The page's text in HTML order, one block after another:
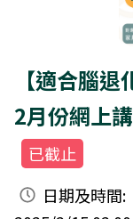
【適合腦
2月份網上
已截止
日期及時間: